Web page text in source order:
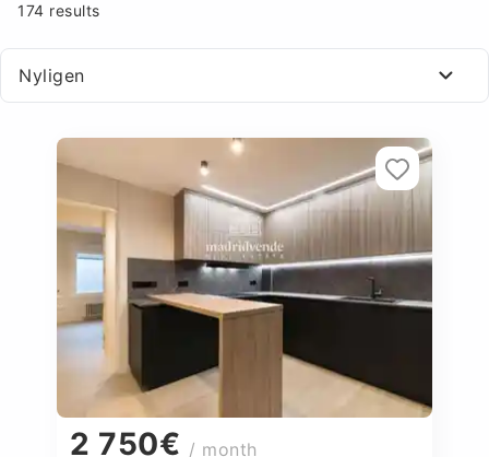
174 results
Nyligen
2 750€ / month